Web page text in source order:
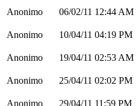
Anonimo 06/02/11 12:44 AM
Anonimo 10/04/11 04:19 PM
Anonimo 19/04/11 02:53 AM
Anonimo 25/04/11 02:02 PM
Anonimo 29/04/11 11:59 PM